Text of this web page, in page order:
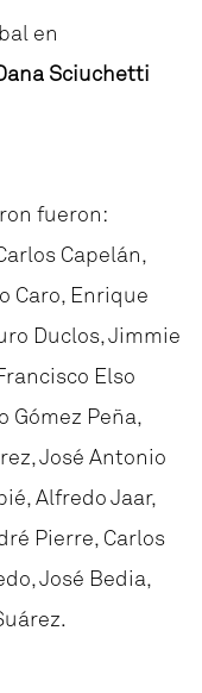
en
Sciuchetti
fueron:
Capelán,
Caro, Enrique
Duclos, Jimmie
Elso
Gómez Peña,
José Antonio
Alfredo Jaar,
Pierre, Carlos
José Bedia,